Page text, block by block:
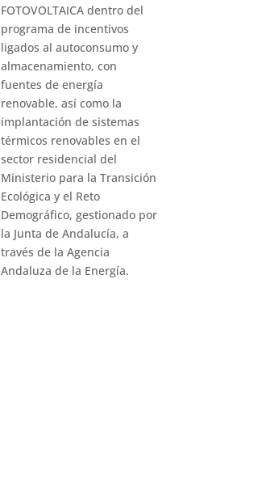
FOTOVOLTAICA dentro del
programa de incentivos
ligados al autoconsumo y
almacenamiento, con
fuentes de energía
renovable, así como la
implantación de sistemas
térmicos renovables en el
sector residencial del
Ministerio para la Transición
Ecológica y el Reto
Demográfico, gestionado por
la Junta de Andalucía, a
través de la Agencia
Andaluza de la Energía.